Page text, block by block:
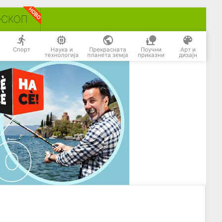
Спорт Наука и
технологија
Прекрасната
планета земја
Поучни
приказни
Арт и
дизајн